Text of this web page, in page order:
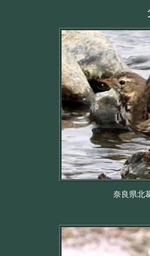
奈良県北